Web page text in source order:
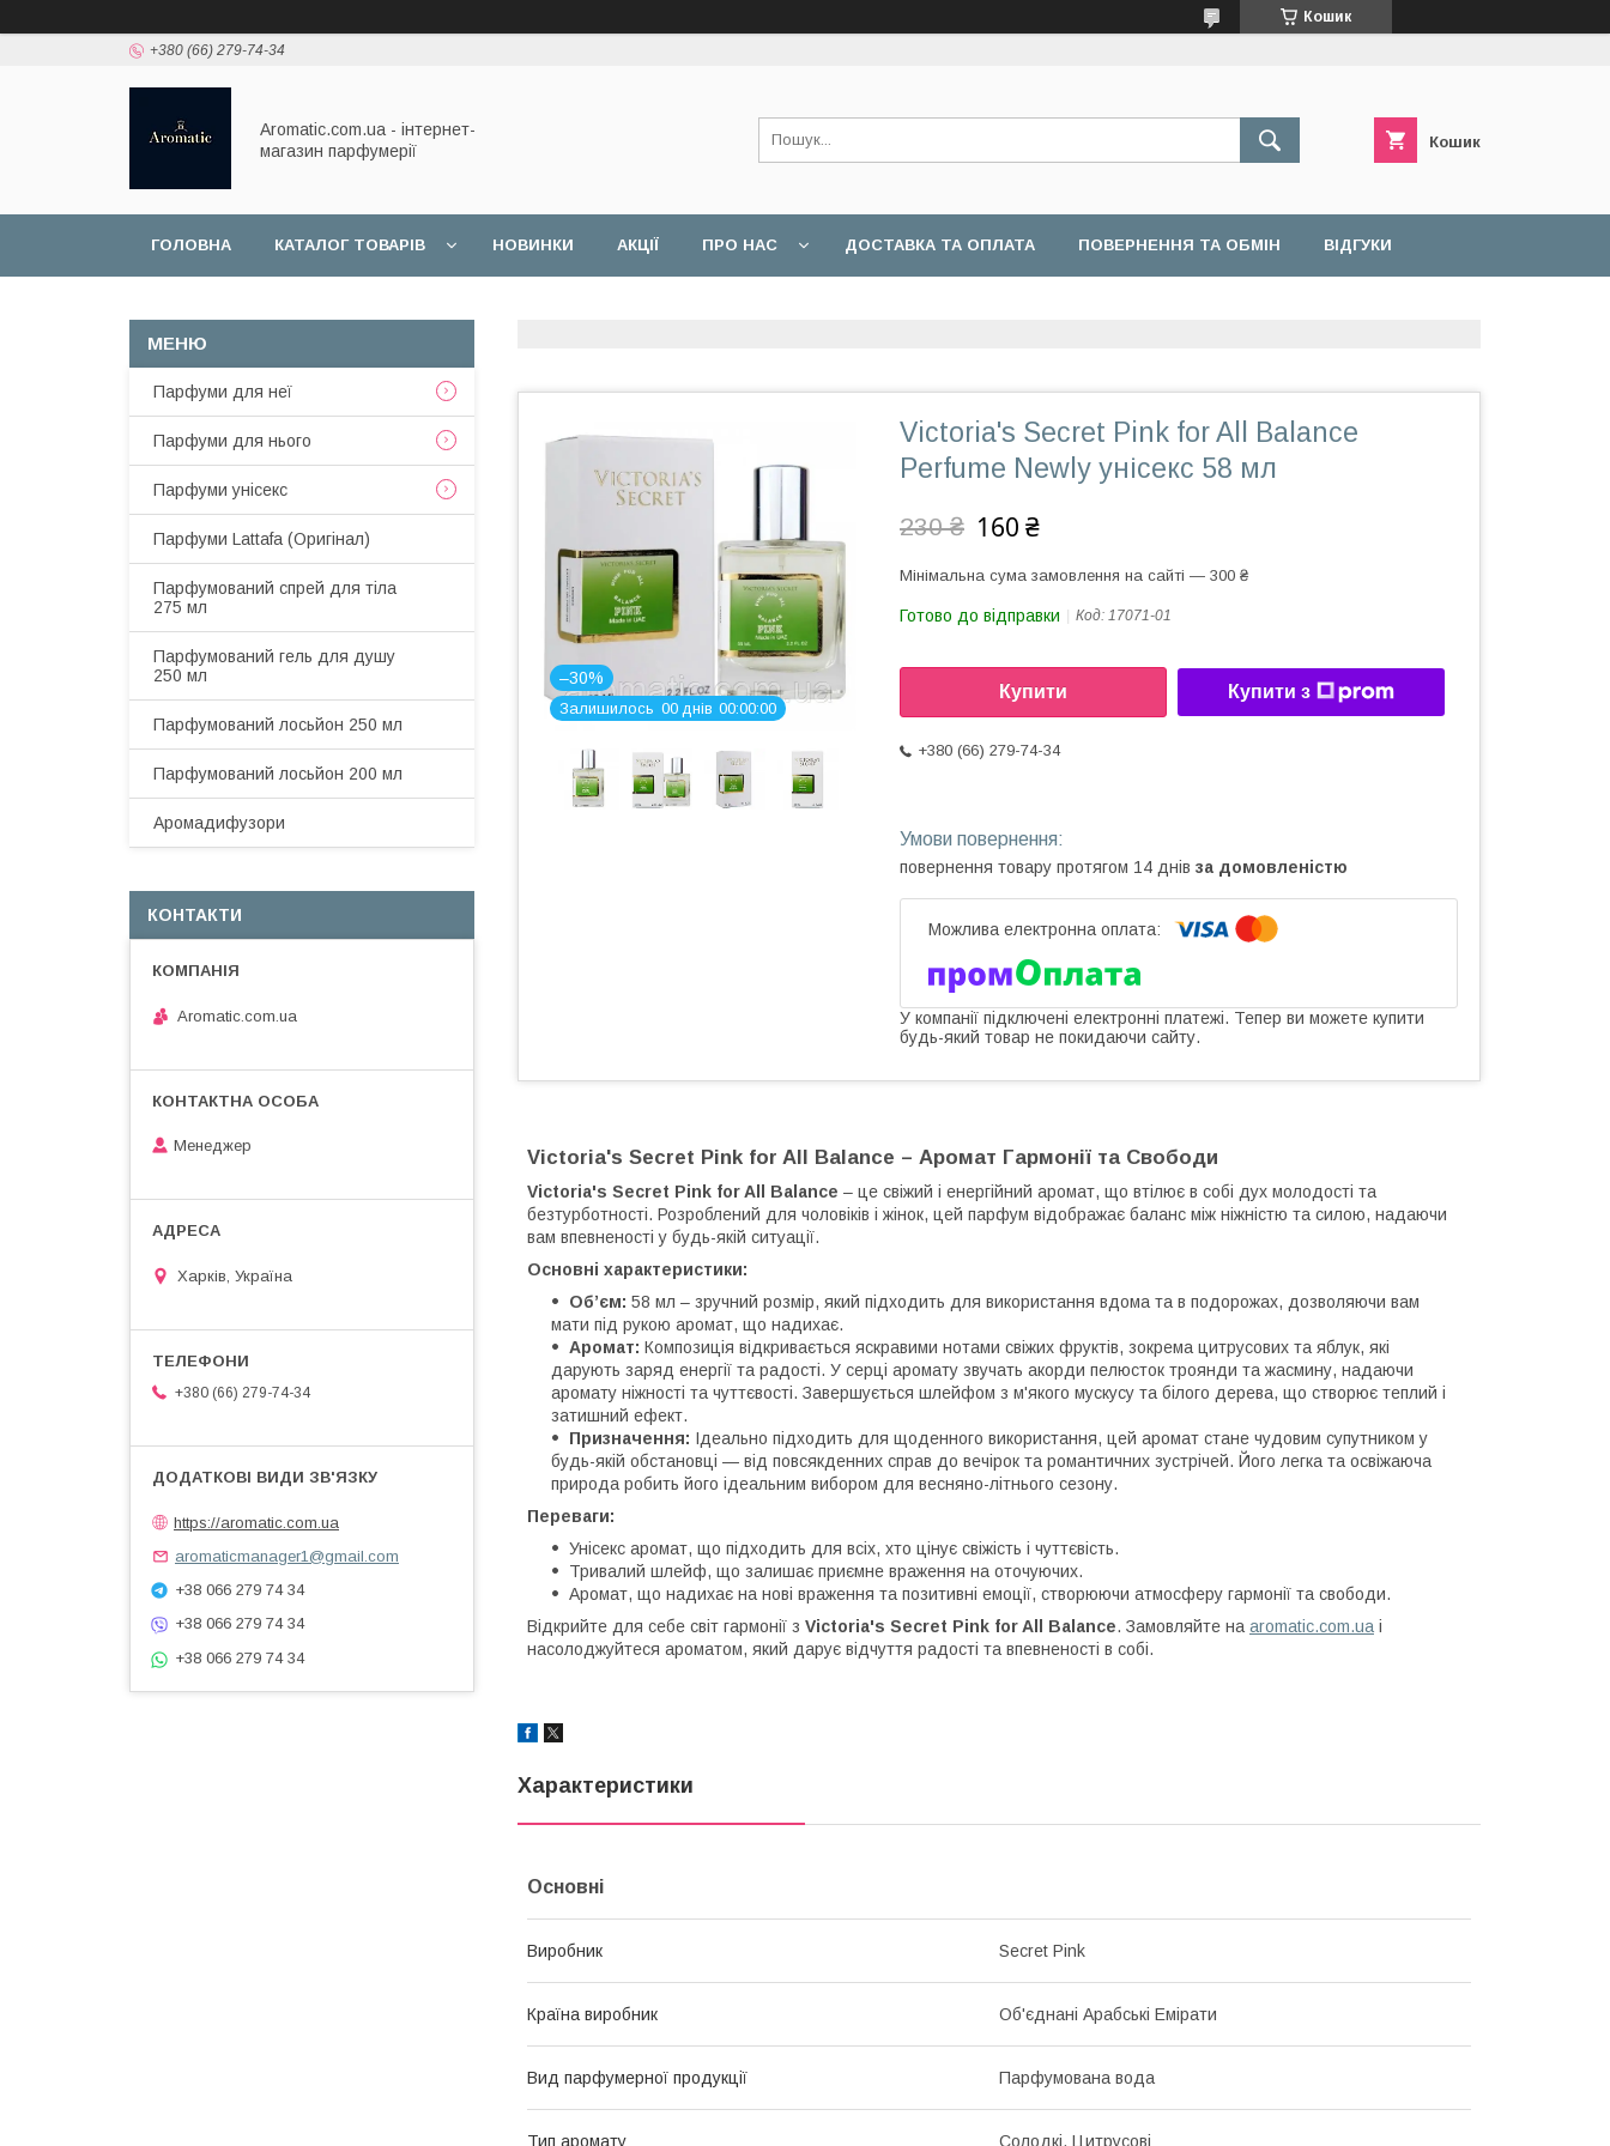
Кошик
+380 (66) 279-74-34
Aromatic.com.ua - інтернет-
магазин парфумерії
Кошик
ГОЛОВНА КАТАЛОГ ТОВАРІВ НОВИНКИ АКЦІЇ ПРО НАС ДОСТАВКА ТА ОПЛАТА ПОВЕРНЕННЯ ТА ОБМІН ВІДГУКИ
–30%
Залишилось 00 днів 00 00 00
Victoria's Secret Pink for All Balance
Perfume Newly унісекс 58 мл
230 ₴ 160 ₴
Мінімальна сума замовлення на сайті — 300 ₴
Готово до відправки Код: 17071-01
Купити Купити з
+380 (66) 279-74-34
повернення товару протягом 14 днів за домовленістю
У компанії підключені електронні платежі. Тепер ви можете купити
будь-який товар не покидаючи сайту.
Victoria's Secret Pink for All Balance – Аромат Гармонії та Свободи
Victoria's Secret Pink for All Balance – це свіжий і енергійний аромат, що втілює в собі дух молодості та
безтурботності. Розроблений для чоловіків і жінок, цей парфум відображає баланс між ніжністю та силою, надаючи
вам впевненості у будь-якій ситуації.
Основні характеристики:
Обʼєм: 58 мл – зручний розмір, який підходить для використання вдома та в подорожах, дозволяючи вам
мати під рукою аромат, що надихає.
Аромат: Композиція відкривається яскравими нотами свіжих фруктів, зокрема цитрусових та яблук, які
дарують заряд енергії та радості. У серці аромату звучать акорди пелюсток троянди та жасмину, надаючи
аромату ніжності та чуттєвості. Завершується шлейфом з м'якого мускусу та білого дерева, що створює теплий і
затишний ефект.
Призначення: Ідеально підходить для щоденного використання, цей аромат стане чудовим супутником у
будь-якій обстановці — від повсякденних справ до вечірок та романтичних зустрічей. Його легка та освіжаюча
природа робить його ідеальним вибором для весняно-літнього сезону.
Переваги:
Унісекс аромат, що підходить для всіх, хто цінує свіжість і чуттєвість.
Тривалий шлейф, що залишає приємне враження на оточуючих.
Аромат, що надихає на нові враження та позитивні емоції, створюючи атмосферу гармонії та свободи.
Відкрийте для себе світ гармонії з Victoria's Secret Pink for All Balance. Замовляйте на aromatic.com.ua і
насолоджуйтеся ароматом, який дарує відчуття радості та впевненості в собі.
Характеристики
Основні
Виробник Secret Pink
Країна виробник Об'єднані Арабські Емірати
Вид парфумерної продукції Парфумована вода
Тип аромату Солодкі, Цитрусові
Парфуми для неї
Парфуми для нього
Парфуми унісекс
Парфуми Lattafa (Оригінал)
Парфумований спрей для тіла
275 мл
Парфумований гель для душу
250 мл
Парфумований лосьйон 250 мл
Парфумований лосьйон 200 мл
Аромадифузори
КОНТАКТИ
Aromatic.com.ua
Менеджер
Харків, Україна
+380 (66) 279-74-34
https://aromatic.com.ua
aromaticmanager1@gmail.com
+38 066 279 74 34
+38 066 279 74 34
+38 066 279 74 34